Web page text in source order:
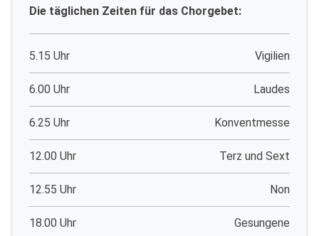
Die täglichen Zeiten für das Chorgebet:
5.15 Uhr Vigilien
6.00 Uhr Laudes
6.25 Uhr Konventmesse
12.00 Uhr Terz und Sext
12.55 Uhr Non
18.00 Uhr Gesungene